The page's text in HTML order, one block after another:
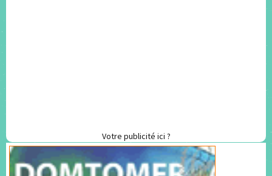
Votre publicité ici ?